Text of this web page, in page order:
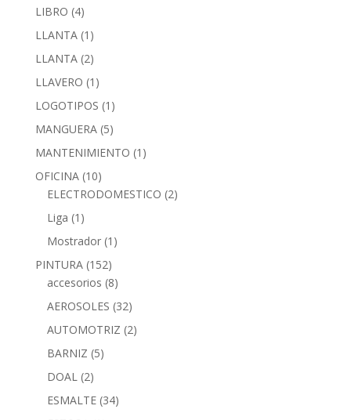
LIBRO (4)
LLANTA (1)
LLANTA (2)
LLAVERO (1)
LOGOTIPOS (1)
MANGUERA (5)
MANTENIMIENTO (1)
OFICINA (10)
ELECTRODOMESTICO (2)
Liga (1)
Mostrador (1)
PINTURA (152)
accesorios (8)
AEROSOLES (32)
AUTOMOTRIZ (2)
BARNIZ (5)
DOAL (2)
ESMALTE (34)